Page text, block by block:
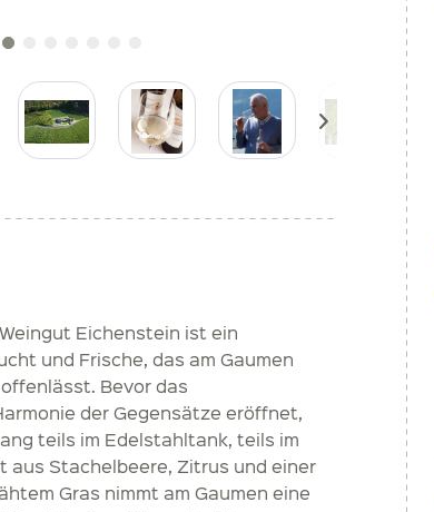
Eichenstein ist ein
und Frische, das am Gaumen
Bevor das
der Gegensätze eröffnet,
teils im Edelstahltank, teils im
aus Stachelbeere, Zitrus und einer
Gras nimmt am Gaumen eine